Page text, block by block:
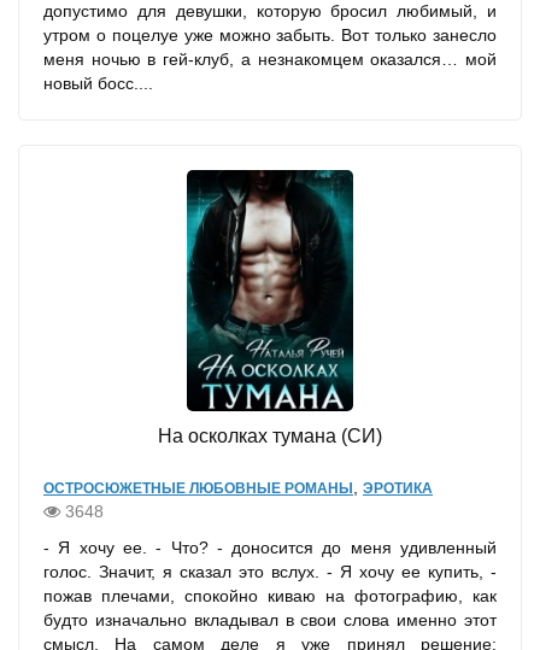
допустимо для девушки, которую бросил любимый, и
утром о поцелуе уже можно забыть. Вот только занесло
меня ночью в гей-клуб, а незнакомцем оказался… мой
новый босс....
На осколках тумана (СИ)
ОСТРОСЮЖЕТНЫЕ ЛЮБОВНЫЕ РОМАНЫ ЭРОТИКА
3648
- Я хочу ее. - Что? - доносится до меня удивленный
голос. Значит, я сказал это вслух. - Я хочу ее купить, -
пожав плечами, спокойно киваю на фотографию, как
будто изначально вкладывал в свои слова именно этот
смысл. На самом деле я уже принял решение: